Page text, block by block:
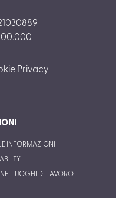
Privacy
INFORMAZIONI
LUOGHI DI LAVORO